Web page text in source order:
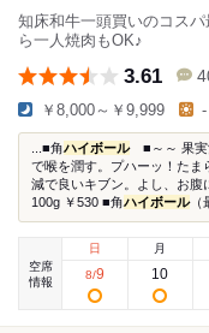
知床和牛一頭買いのコス
ら一人焼肉もOK♪
3.61
￥8,000～￥9,999 -
...■角ハイボール■～～ 果実
で喉を潤す。プハーッ！た
減で良いキブン。よし、お腹
100g ￥530 ■角ハイボール（
空席
情報
日
8/9
月
10